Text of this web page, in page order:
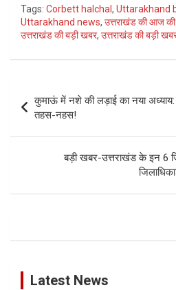
Tags: Corbett halchal , Uttarakhand
Uttarakhand news, उत्तराखंड की आज
उत्तराखंड की बड़ी खबर, उत्तराखंड की बड़ी खबर
navigation
कुमाऊं में नशे की लड़ाई का नया
तहस-नहस!
बड़ी खबर-उत्तराखंड के इन 6
Latest News